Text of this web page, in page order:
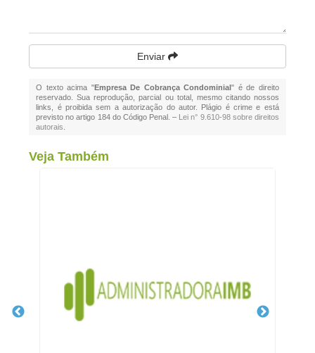
Enviar
O texto acima "Empresa De Cobrança Condominial" é de direito
reservado. Sua reprodução, parcial ou total, mesmo citando nossos
links, é proibida sem a autorização do autor. Plágio é crime e está
previsto no artigo 184 do Código Penal. – Lei n° 9.610-98 sobre direitos
autorais
Veja Também